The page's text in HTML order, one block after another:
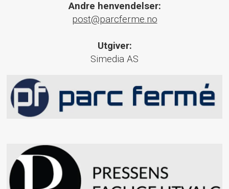
Andre henvendelser:
post@parcferme.no
Utgiver:
Simedia AS